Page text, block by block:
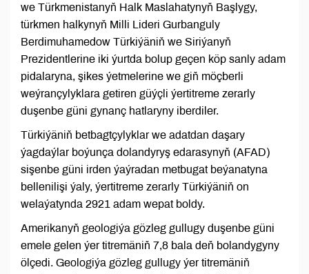
we Türkmenistanyň Halk Maslahatynyň Başlygy,
türkmen halkynyň Milli Lideri Gurbanguly
Berdimuhamedow Türkiýäniň we Siriýanyň
Prezidentlerine iki ýurtda bolup geçen köp sanly adam
pidalaryna, şikes ýetmelerine we giň möçberli
weýrançylyklara getiren güýçli ýertitreme zerarly
duşenbe güni gynanç hatlaryny iberdiler.
Türkiýäniň betbagtçylyklar we adatdan daşary
ýagdaýlar boýunça dolandyryş edarasynyň (AFAD)
sişenbe güni irden ýaýradan metbugat beýanatyna
bellenilişi ýaly, ýertitreme zerarly Türkiýäniň on
welaýatynda 2921 adam wepat boldy.
Amerikanyň geologiýa gözleg gullugy duşenbe güni
emele gelen ýer titremäniň 7,8 bala deň bolandygyny
ölçedi. Geologiýa gözleg gullugy ýer titremäniň